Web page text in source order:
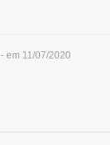
- em 11/07/2020